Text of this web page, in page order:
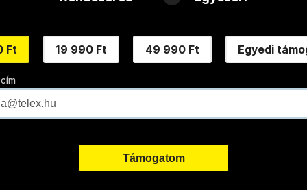
Ft 19 990 Ft 49 990 Ft Egyedi